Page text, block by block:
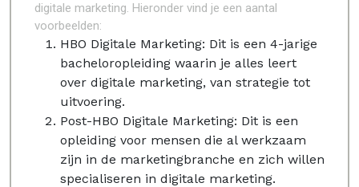
digitale marketing. Hieronder vind je een aantal
voorbeelden:
HBO Digitale Marketing: Dit is een 4-jarige
bacheloropleiding waarin je alles leert
over digitale marketing, van strategie tot
uitvoering.
Post-HBO Digitale Marketing: Dit is een
opleiding voor mensen die al werkzaam
zijn in de marketingbranche en zich willen
specialiseren in digitale marketing.